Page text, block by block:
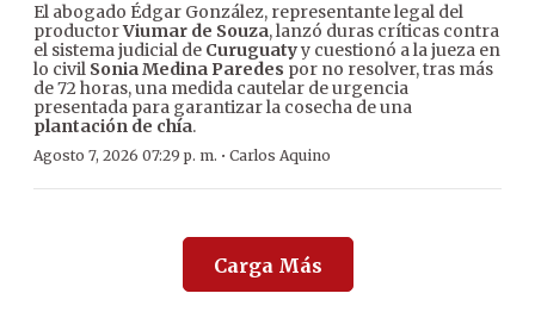
El abogado Édgar González, representante legal del
productorViumar de Souza, lanzó duras críticas contra
el sistema judicial de Curuguatyy cuestionó a la jueza en
lo civil Sonia Medina Paredes por no resolver, tras más
de 72 horas, una medida cautelar de urgencia
presentada para garantizar la cosecha de una
plantación de chía.
Agosto 7, 2026 07:29 p. m. · Carlos Aquino
Carga Más